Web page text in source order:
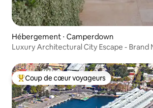
Hébergement ⋅ Camperdown
Luxury Architectural City Escape - Brand
Coups de cœur voyageurs les plus
Coup de cœur voyageurs